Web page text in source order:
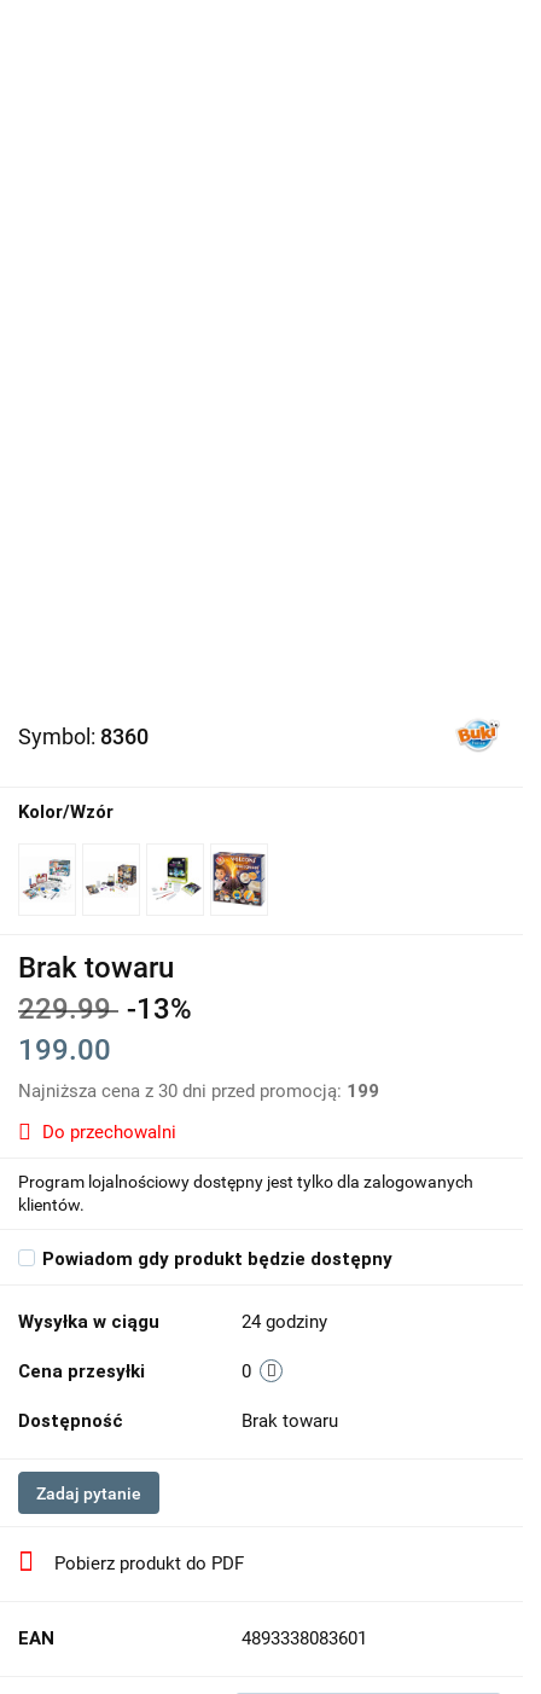
Symbol: 8360
Kolor/Wzór
Brak towaru
229.99 -13%
199.00
Najniższa cena z 30 dni przed promocją: 199
Do przechowalni
Program lojalnościowy dostępny jest tylko dla zalogowanych
klientów.
Powiadom gdy produkt będzie dostępny
Wysyłka w ciągu 24 godziny
Cena przesyłki 0
Dostępność Brak towaru
Zadaj pytanie
Pobierz produkt do PDF
EAN 4893338083601